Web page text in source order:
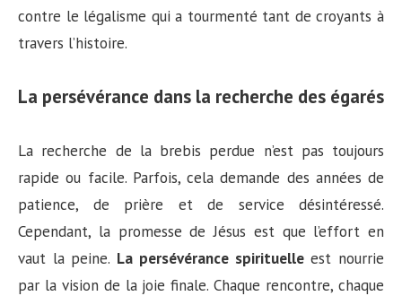
contre le légalisme qui a tourmenté tant de croyants à
travers l’histoire.
La persévérance dans la recherche des égarés
La recherche de la brebis perdue n’est pas toujours
rapide ou facile. Parfois, cela demande des années de
patience, de prière et de service désintéressé.
Cependant, la promesse de Jésus est que l’effort en
vaut la peine. La persévérance spirituelleest nourrie
par la vision de la joie finale. Chaque rencontre, chaque